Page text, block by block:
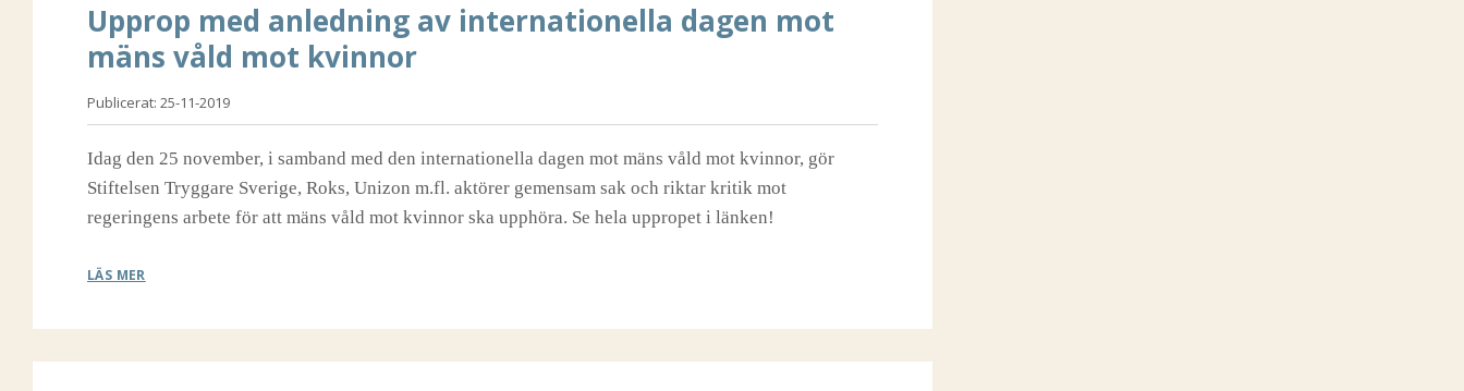
Upprop med anledning av internationella dagen mot
mäns våld mot kvinnor
Publicerat: 25-11-2019
Idag den 25 november, i samband med den internationella dagen mot mäns våld mot kvinnor, gör
Stiftelsen Tryggare Sverige, Roks, Unizon m.fl. aktörer gemensam sak och riktar kritik mot
regeringens arbete för att mäns våld mot kvinnor ska upphöra. Se hela uppropet i länken!
LÄS MER